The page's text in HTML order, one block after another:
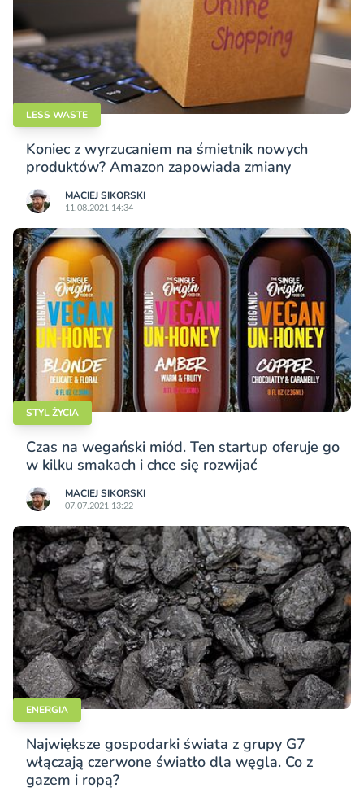
LESS WASTE
Koniec z wyrzucaniem na śmietnik nowych
produktów? Amazon zapowiada zmiany
MACIEJ SIKORSKI
11.08.2021 14:34
STYL ŻYCIA
Czas na wegański miód. Ten startup oferuje go
w kilku smakach i chce się rozwijać
MACIEJ SIKORSKI
07.07.2021 13:22
ENERGIA
Największe gospodarki świata z grupy G7
włączają czerwone światło dla węgla. Co z
gazem i ropą?